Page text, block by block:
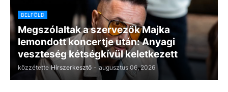
BELFÖLD
Megszólaltak a szervezők Majka
lemondott koncertje után: Anyagi
veszteség kétségkívül keletkezett
közzétette Hírszerkesztő - augusztus 06, 2026